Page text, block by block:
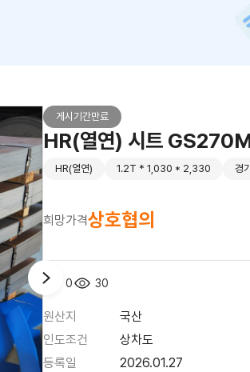
게시기간만료
HR(열연) 시트
HR(열연) 1.2T * 1,030 * 2,330 경
희망가격상호협의
0 30
원산지
국산
인도조건
상차도
등록일
2026.01.27